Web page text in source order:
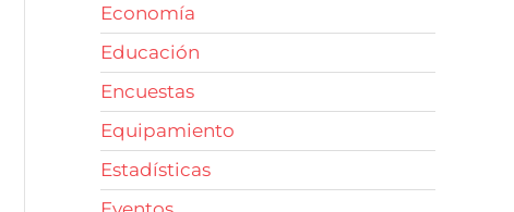
Economía
Educación
Encuestas
Equipamiento
Estadísticas